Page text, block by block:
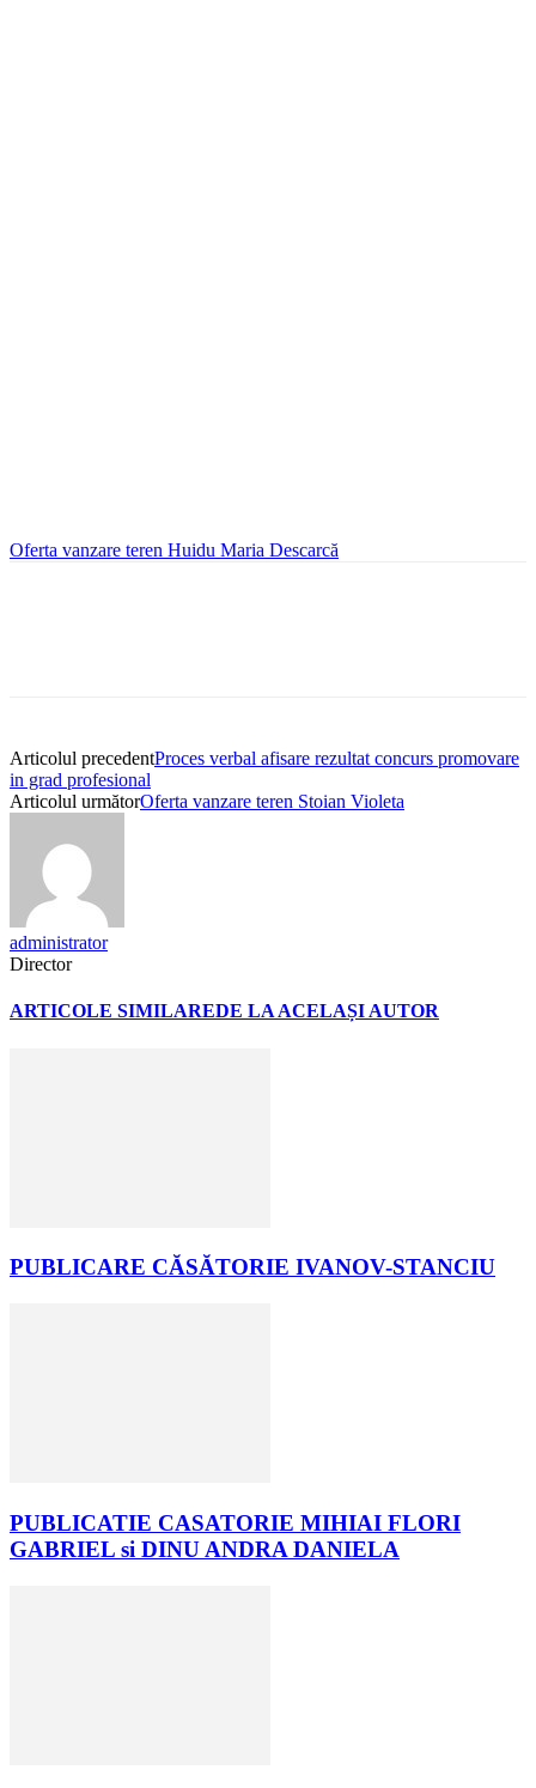
Oferta vanzare teren Huidu Maria Descarcă
Articolul precedentProces verbal afisare rezultat concurs promovare
in grad profesional
Articolul următorOferta vanzare teren Stoian Violeta
administrator
Director
ARTICOLE SIMILAREDE LA ACELAȘI AUTOR
PUBLICARE CĂSĂTORIE IVANOV-STANCIU
PUBLICATIE CASATORIE MIHIAI FLORI
GABRIEL si DINU ANDRA DANIELA